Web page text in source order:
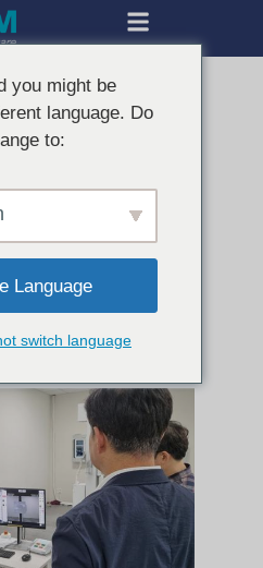
Simulator
Non-
di Korea
Generasi
Dengan
you might be
language. Do
to:
Language
switch language